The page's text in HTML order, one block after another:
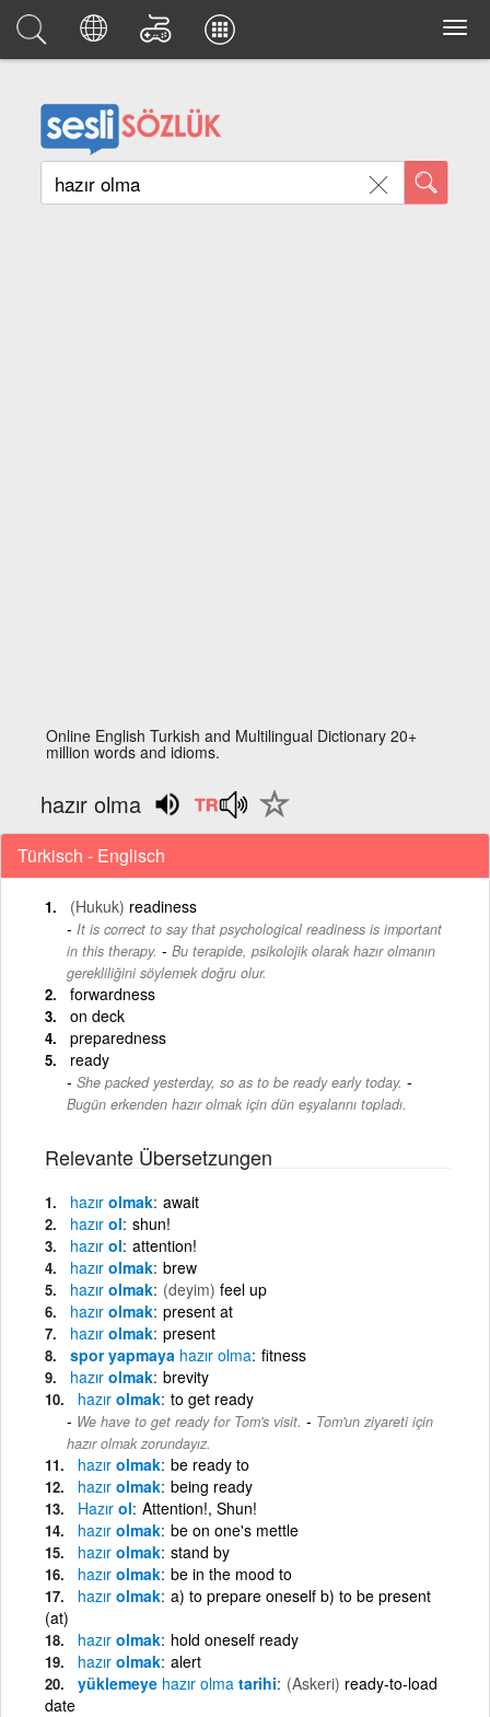
Online English Turkish and Multilingual Dictionary 20+
million words and idioms.
hazır olma
Türkisch - Englisch
(Hukuk) readiness
It is correct to say that psychological readiness is important
in this therapy. - Bu terapide, psikolojik olarak hazır olmanın
gerekliliğini söylemek doğru olur.
forwardness
on deck
preparedness
ready
She packed yesterday, so as to be ready early today. -
Bugün erkenden hazır olmak için dün eşyalarını topladı.
Relevante Übersetzungen
hazır olmak await
hazır ol shun!
hazır ol attention!
hazır olmak brew
hazır olmak (deyim) feel up
hazır olmak present at
hazır olmak present
spor yapmaya hazır olma fitness
hazır olmak brevity
hazır olmak to get ready
We have to get ready for Tom's visit. - Tom'un ziyareti için
hazır olmak zorundayız.
hazır olmak be ready to
hazır olmak being ready
Hazır ol Attention!, Shun!
hazır olmak be on one's mettle
hazır olmak stand by
hazır olmak be in the mood to
hazır olmak a) to prepare oneself b) to be present
(at)
hazır olmak hold oneself ready
hazır olmak alert
yüklemeye hazır olma tarihi (Askeri) ready-to-load
date